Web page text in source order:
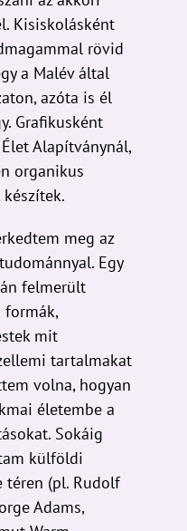
Kisiskolásként
rövid
a Malév által
azóta is él
Grafikusként
Alapítványnál,
organikus
meg az
Egy
felmerült
formák,
mit
tartalmakat
volna, hogyan
életembe a
Sokáig
külföldi
téren (pl. Rudolf
Adams,